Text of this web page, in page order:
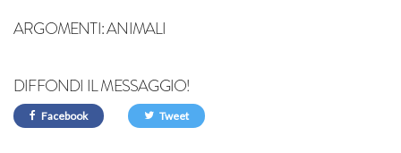
ARGOMENTI:ANIMALI
DIFFONDI IL MESSAGGIO!
Facebook Tweet